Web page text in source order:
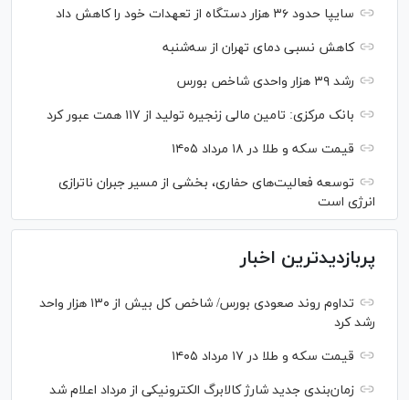
سایپا حدود ۳۶ هزار دستگاه از تعهدات خود را کاهش داد
کاهش نسبی دمای تهران از سه‌شنبه
رشد ۳۹ هزار واحدی شاخص بورس
بانک مرکزی: تامین مالی زنجیره تولید از ۱۱۷ همت عبور کرد
قیمت سکه و طلا در ۱۸ مرداد ۱۴۰۵
توسعه فعالیت‌های حفاری، بخشی از مسیر جبران ناترازی
انرژی است
پربازدیدترین اخبار
تداوم روند صعودی بورس/ شاخص کل بیش از ۱۳۰ هزار واحد
رشد کرد
قیمت سکه و طلا در ۱۷ مرداد ۱۴۰۵
زمان‌بندی جدید شارژ کالابرگ الکترونیکی از مرداد اعلام شد